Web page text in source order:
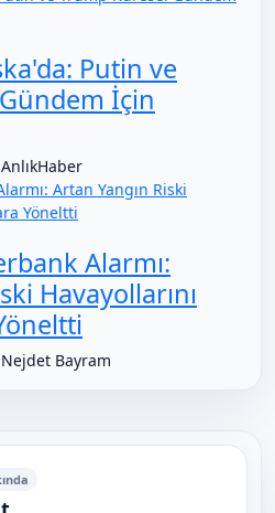
Putin ve
İçin
AnlıkHaber
Alarmı:
Havayollarını
Nejdet Bayram